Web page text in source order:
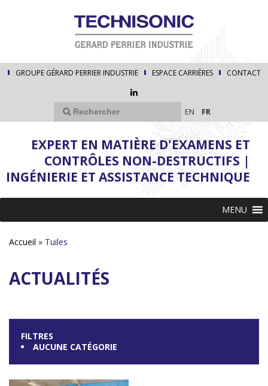
GROUPE GÉRARD PERRIER INDUSTRIE ESPACE CARRIÈRES CONTACT
EN FR
EXPERT EN MATIÈRE D'EXAMENS ET
CONTRÔLES NON-DESTRUCTIFS |
INGÉNIERIE ET ASSISTANCE TECHNIQUE
MENU
Accueil » Tuiles
ACTUALITÉS
FILTRES
AUCUNE CATÉGORIE